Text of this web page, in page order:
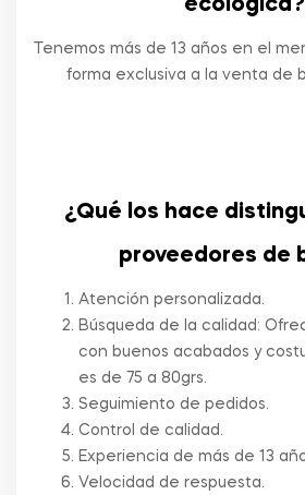
ecológica?
Tenemos más de 13 años en el
forma exclusiva a la venta de
¿Qué los hace
proveedores de
Atención personalizada.
Búsqueda de la calidad:
con buenos acabados y
es de 75 a 80grs.
Seguimiento de pedidos.
Control de calidad.
Experiencia de más de 13
Velocidad de respuesta.